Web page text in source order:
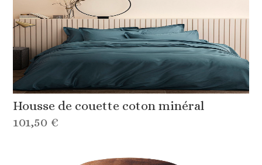
Housse de couette coton minéral
101,50 €